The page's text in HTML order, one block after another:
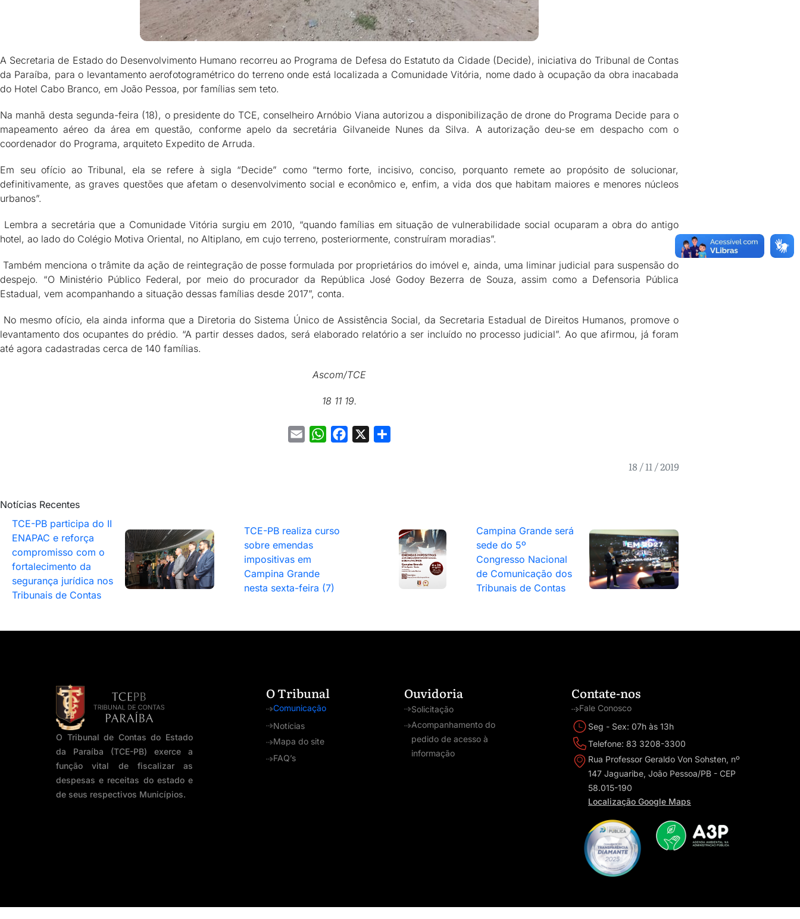
A Secretaria de Estado do Desenvolvimento Humano recorreu ao Programa de Defesa do Estatuto da Cidade (Decide), iniciativa do Tribunal de Contas
da Paraíba, para o levantamento aerofotogramétrico do terreno onde está localizada a Comunidade Vitória, nome dado à ocupação da obra inacabada
do Hotel Cabo Branco, em João Pessoa, por famílias sem teto.
Na manhã desta segunda-feira (18), o presidente do TCE, conselheiro Arnóbio Viana autorizou a disponibilização de drone do Programa Decide para o
mapeamento aéreo da área em questão, conforme apelo da secretária Gilvaneide Nunes da Silva. A autorização deu-se em despacho com o
coordenador do Programa, arquiteto Expedito de Arruda.
Em seu ofício ao Tribunal, ela se refere à sigla “Decide” como “termo forte, incisivo, conciso, porquanto remete ao propósito de solucionar,
definitivamente, as graves questões que afetam o desenvolvimento social e econômico e, enfim, a vida dos que habitam maiores e menores núcleos
urbanos”.
Lembra a secretária que a Comunidade Vitória surgiu em 2010, “quando famílias em situação de vulnerabilidade social ocuparam a obra do antigo
hotel, ao lado do Colégio Motiva Oriental, no Altiplano, em cujo terreno, posteriormente, construíram moradias”.
Também menciona o trâmite da ação de reintegração de posse formulada por proprietários do imóvel e, ainda, uma liminar judicial para suspensão do
despejo. “O Ministério Público Federal, por meio do procurador da República José Godoy Bezerra de Souza, assim como a Defensoria Pública
Estadual, vem acompanhando a situação dessas famílias desde 2017”, conta.
No mesmo ofício, ela ainda informa que a Diretoria do Sistema Único de Assistência Social, da Secretaria Estadual de Direitos Humanos, promove o
levantamento dos ocupantes do prédio. “A partir desses dados, será elaborado relatório a ser incluído no processo judicial”. Ao que afirmou, já foram
até agora cadastradas cerca de 140 famílias.
Ascom/TCE
18 11 19.
Email WhatsAppFacebook
18 / 11 / 2019
Notícias Recentes
TCE-PB participa do II
ENAPAC e reforça
compromisso com o
fortalecimento da
segurança jurídica nos
Tribunais de Contas
TCE-PB realiza curso
sobre emendas
impositivas em
Campina Grande
nesta sexta-feira (7)
Campina Grande será
sede do 5º
Congresso Nacional
de Comunicação dos
Tribunais de Contas
O Tribunal de Contas do Estado
da Paraíba (TCE-PB) exerce a
função vital de fiscalizar as
despesas e receitas do estado e
de seus respectivos Municípios.
O Tribunal
Comunicação
Notícias
Mapa do site
FAQ’s
Ouvidoria
Solicitação
Acompanhamento do
pedido de acesso à
informação
Contate-nos
Fale Conosco
Seg - Sex: 07h às 13h
Telefone: 83 3208-3300
Rua Professor Geraldo Von Sohsten, nº
147 Jaguaribe, João Pessoa/PB - CEP
58.015-190
Localização Google Maps